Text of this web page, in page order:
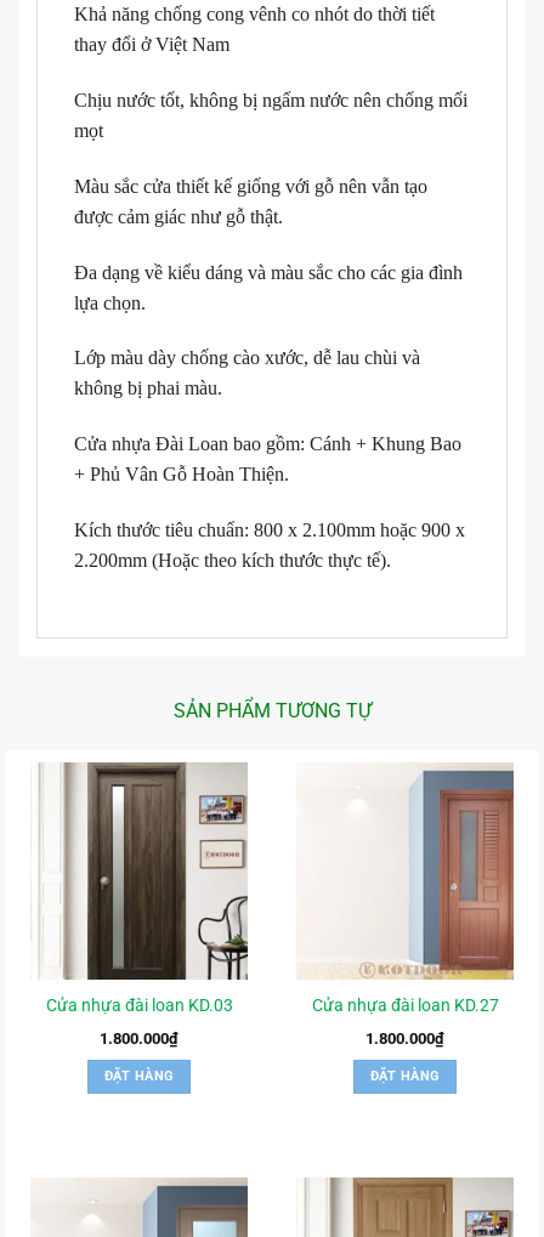
Khả năng chống cong vênh co nhót do thời tiết
thay đổi ở Việt Nam
Chịu nước tốt, không bị ngấm nước nên chống mối
mọt
Màu sắc cửa thiết kế giống với gỗ nên vẫn tạo
được cảm giác như gỗ thật.
Đa dạng về kiểu dáng và màu sắc cho các gia đình
lựa chọn.
Lớp màu dày chống cào xước, dễ lau chùi và
không bị phai màu.
Cửa nhựa Đài Loan bao gồm: Cánh + Khung Bao
+ Phủ Vân Gỗ Hoàn Thiện.
Kích thước tiêu chuẩn: 800 x 2.100mm hoặc 900 x
2.200mm (Hoặc theo kích thước thực tế).
SẢN PHẨM TƯƠNG TỰ
Cửa nhựa đài loan KD.03
1.800.000₫
ĐẶT HÀNG
Cửa nhựa đài loan KD.27
1.800.000₫
ĐẶT HÀNG